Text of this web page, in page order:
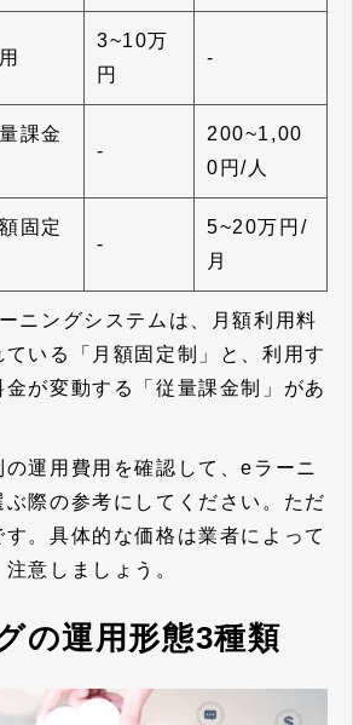
3~10万
円
-
課金
-
200~1,00
0円/人
固定
-
5~20万円/
月
ニングシステムは、月額利用料
いる「月額固定制」と、利用す
金が変動する「従量課金制」があ
運用費用を確認して、eラーニ
ぶ際の参考にしてください。ただ
す。具体的な価格は業者によって
意しましょう。
の運用形態3種類